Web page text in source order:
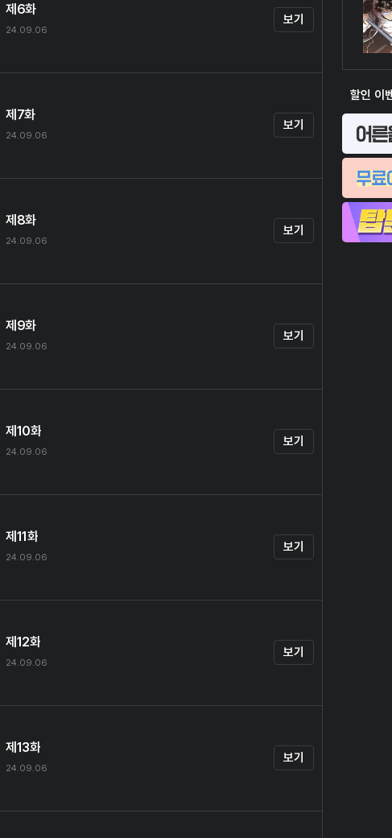
할인 이
제6화
24.09.06
보기
제7화
24.09.06
보기
제8화
24.09.06
보기
제9화
24.09.06
보기
제10화
24.09.06
보기
제11화
24.09.06
보기
제12화
24.09.06
보기
제13화
24.09.06
보기